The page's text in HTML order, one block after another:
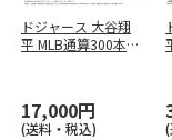
ドジャース 大谷翔
平 MLB通算300本塁
17,000円
(送料・税込) (